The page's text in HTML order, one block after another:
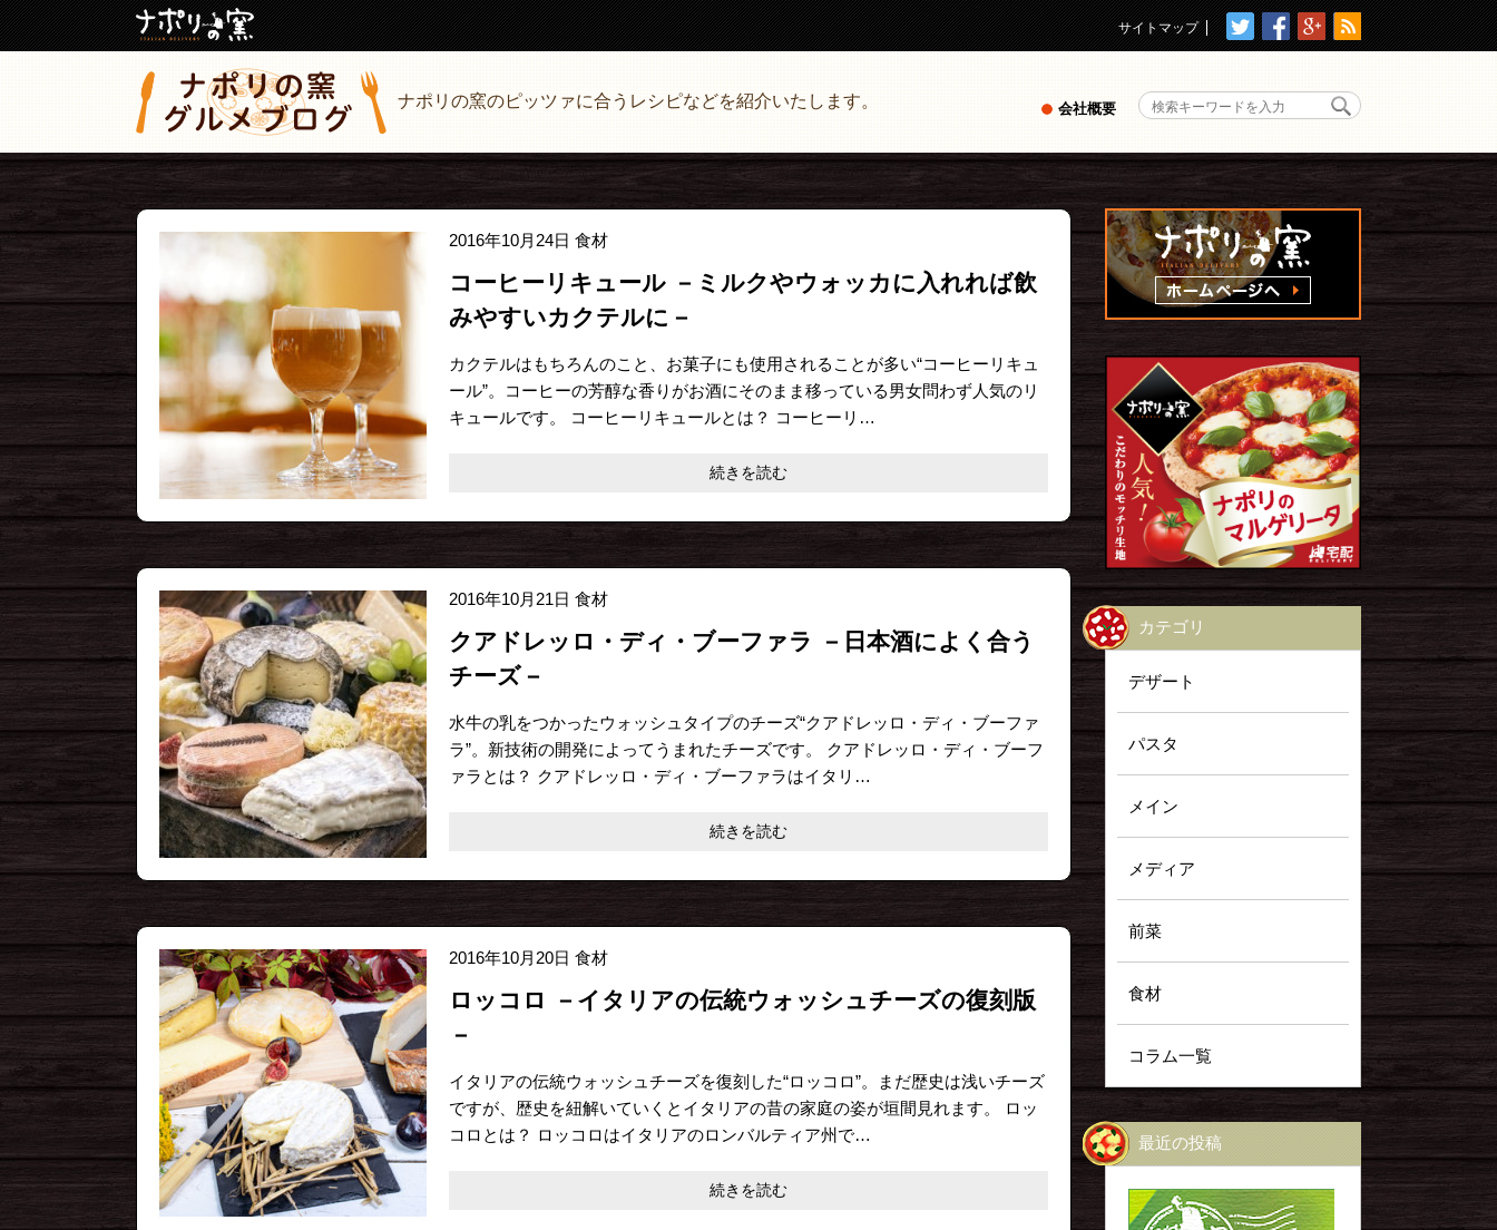
サイトマップ
ナポリの窯のピッツァに合うレシピなどを紹介いたします。 会社概要
2016年10月24日 食材
コーヒーリキュール －ミルクやウォッカに入れれば飲
みやすいカクテルに－
カクテルはもちろんのこと、お菓子にも使用されることが多い“コーヒーリキュ
ール”。コーヒーの芳醇な香りがお酒にそのまま移っている男女問わず人気のリ
キュールです。 コーヒーリキュールとは？ コーヒーリ…
続きを読む
2016年10月21日 食材
クアドレッロ・ディ・ブーファラ －日本酒によく合う
チーズ－
水牛の乳をつかったウォッシュタイプのチーズ“クアドレッロ・ディ・ブーファ
ラ”。新技術の開発によってうまれたチーズです。 クアドレッロ・ディ・ブーフ
ァラとは？ クアドレッロ・ディ・ブーファラはイタリ…
続きを読む
2016年10月20日 食材
ロッコロ －イタリアの伝統ウォッシュチーズの復刻版
－
イタリアの伝統ウォッシュチーズを復刻した“ロッコロ”。まだ歴史は浅いチーズ
ですが、歴史を紐解いていくとイタリアの昔の家庭の姿が垣間見れます。 ロッ
コロとは？ ロッコロはイタリアのロンバルティア州で…
続きを読む
カテゴリ
デザート
パスタ
メイン
メディア
前菜
食材
コラム一覧
最近の投稿